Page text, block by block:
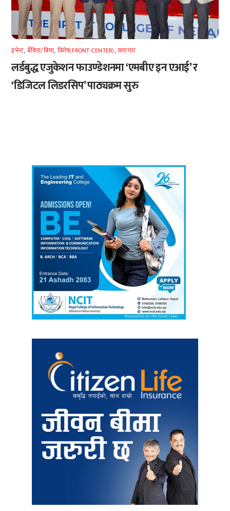
इभेन्ट, बैंकिङ/बिमा, विशेष(FRONT-CENTER),समाचार
लर्डबुद्ध एजुकेशन फाउण्डेशनमा ‘एमबीए इन एआई’ र
‘डिजिटल लिडरसिप’ पाठ्यक्रम सुरु